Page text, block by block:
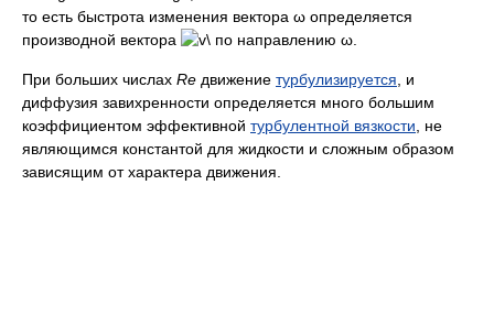
то есть быстрота изменения вектора ω определяется
производной вектора
по направлению ω.
При больших числах Re движение турбулизируется , и
диффузия завихренности определяется много большим
коэффициентом эффективной турбулентной вязкости , не
являющимся константой для жидкости и сложным образом
зависящим от характера движения.